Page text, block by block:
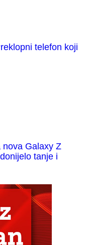
telefon koji
nova Galaxy Z
tanje i